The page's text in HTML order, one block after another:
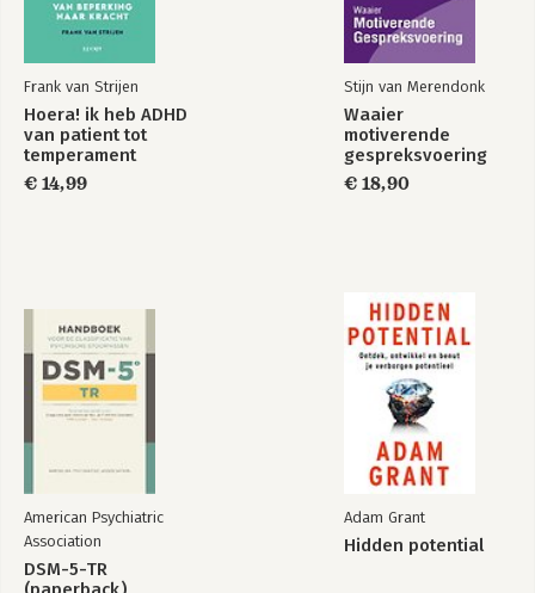
van patient tot
temperament
nieuwe stijl
Bekijk alle boeken
Frank van Strijen
Hoera! ik heb ADHD
van patient tot
temperament
€ 14,99
Stijn van Merendonk
Waaier
motiverende
gespreksvoering
€ 18,90
American Psychiatric
Association
DSM-5-TR
Adam Grant
Hidden potential